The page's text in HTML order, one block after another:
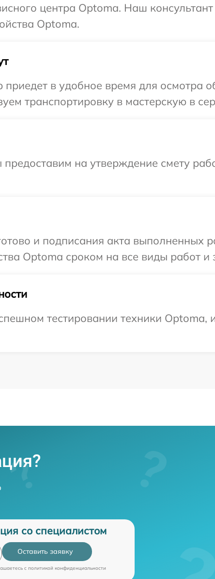
центра Optoma. Наш
Optoma.
в удобное время для осмотра
транспортировку в мастерскую в
на утверждение смету
и подписания акта
Optoma сроком на все виды работ и
тестировании техники Optoma,
со специалистом
Оставить заявку
c политикой конфиденциальности